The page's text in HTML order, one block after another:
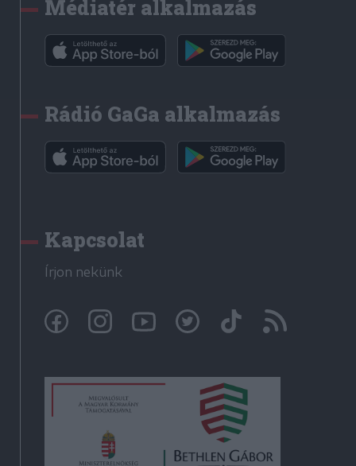
Médiatér alkalmazás
Rádió GaGa alkalmazás
Kapcsolat
Írjon nekünk